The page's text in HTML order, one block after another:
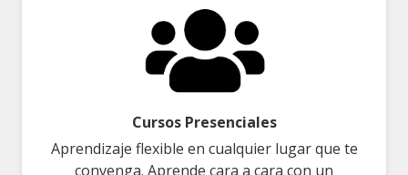
Cursos Presenciales
Aprendizaje flexible en cualquier lugar que te
convenga. Aprende cara a cara con un